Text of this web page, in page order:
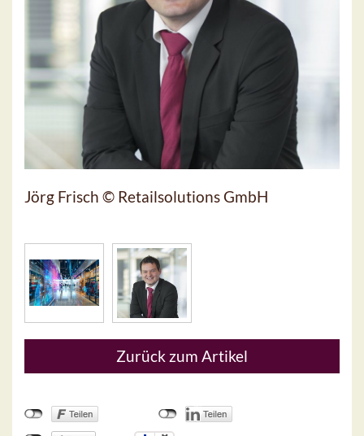
Jörg Frisch © Retailsolutions GmbH
Zurück zum Artikel